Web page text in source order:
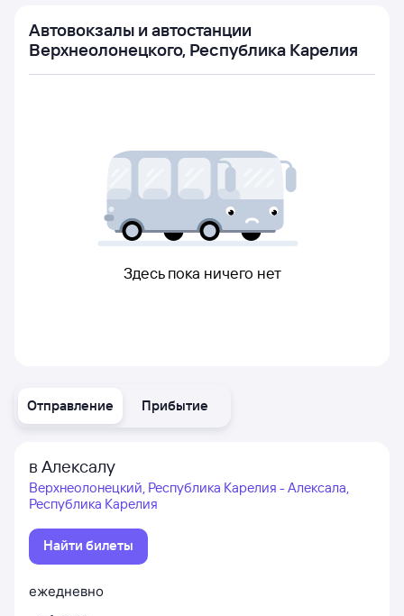
Отправление Прибытие
в Алексалу
Верхнеолонецкий, Республика Карелия - Алексала,
Республика Карелия
Найти билеты
ежедневно
Автовокзалы и автостанции
Верхнеолонецкого, Республика Карелия
Здесь пока ничего нет